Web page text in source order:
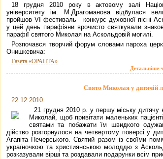
18 грудня 2010 року в актовому залі
університету ім. М.Драгоманова відбулася
пройшов VІ фестиваль - конкурс духовної пісні
у цей день парафіяни врочисто святкували
парафії святого Миколая на Аскольдовій могилі.
Розпочався творчий форум словами пароха
Онишкевича:
Газета «ОРАНТА»
Детальніше
Свято Миколая у дитячій
22.12.2010
21 грудня 2010 р. у першу міську дитячу
Миколай, щоб привітати маленьких
святами та побажати їм швидкого
дійство розгорнулося на четвертому поверсі у
Агапіта Печерського. Святий разом із своїми
україночкою та християнською молоддю з
розказували вірші та роздавали подарунки всім